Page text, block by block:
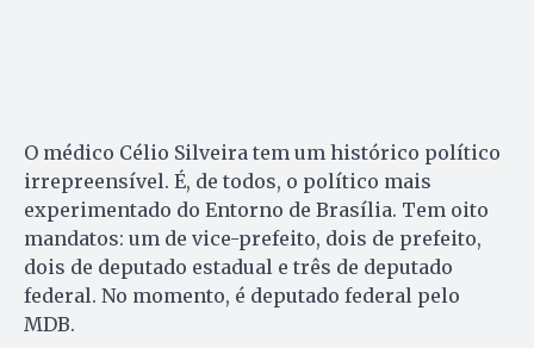
O médico Célio Silveira tem um histórico político
irrepreensível. É, de todos, o político mais
experimentado do Entorno de Brasília. Tem oito
mandatos: um de vice-prefeito, dois de prefeito,
dois de deputado estadual e três de deputado
federal. No momento, é deputado federal pelo
MDB.